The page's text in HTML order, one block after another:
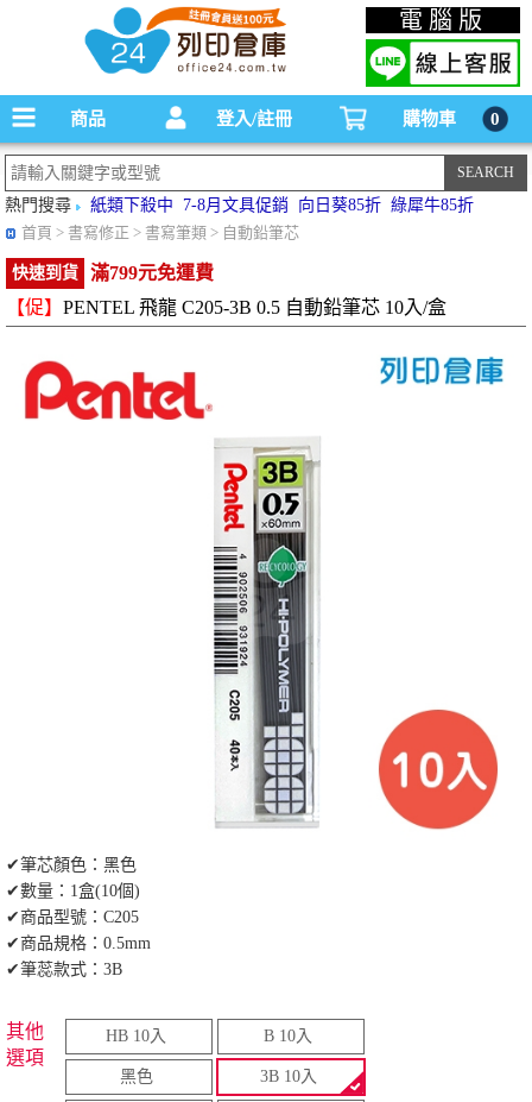
碳粉匣，墨水匣,原廠碳粉匣，副廠碳粉匣，環保碳粉匣,連續供墨印表機-office24列印
倉庫線上購物手機版
電腦版
商品 登入/註冊 購物車 0
熱門搜尋 紙類下殺中 7-8月文具促銷 向日葵85折 綠犀牛85折
首頁 > 書寫修正 > 書寫筆類 > 自動鉛筆芯
快速到貨
滿799元免運費
【促】 PENTEL 飛龍 C205-3B 0.5 自動鉛筆芯 10入/盒
✔筆芯顏色：黑色
✔數量：1盒(10個)
✔商品型號：C205
✔商品規格：0.5mm
✔筆蕊款式：3B
其他
選項
HB 10入 B 10入
黑色 3B 10入